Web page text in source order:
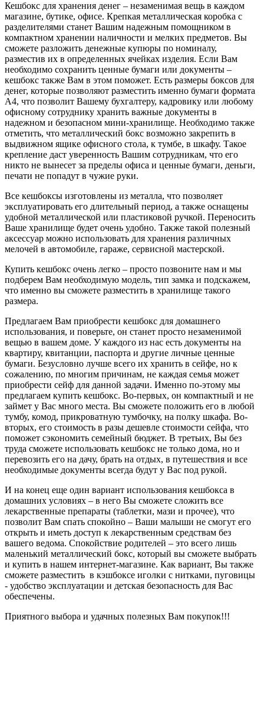
Кешбокс для хранения денег – незаменимая вещь в каждом
магазине, бутике, офисе. Крепкая металлическая коробка с
разделителями станет Вашим надежным помощником в
компактном хранении наличности и мелких предметов. Вы
сможете разложить денежные купюры по номиналу,
разместив их в определенных ячейках изделия. Если Вам
необходимо сохранить ценные бумаги или документы –
кешбокс также Вам в этом поможет. Есть размеры боксов для
денег, которые позволяют разместить именно бумаги формата
А4, что позволит Вашему бухгалтеру, кадровику или любому
офисному сотруднику хранить важные документы в
надежном и безопасном мини-хранилище. Необходимо также
отметить, что металлический бокс возможно закрепить в
выдвижном ящике офисного стола, к тумбе, в шкафу. Такое
крепление даст уверенность Вашим сотрудникам, что его
никто не вынесет за пределы офиса и ценные бумаги, деньги,
печати не попадут в чужие руки.
Все кешбоксы изготовлены из металла, что позволяет
эксплуатировать его длительный период, а также оснащены
удобной металлической или пластиковой ручкой. Переносить
Ваше хранилище будет очень удобно. Также такой полезный
аксессуар можно использовать для хранения различных
мелочей в автомобиле, гараже, сервисной мастерской.
Купить кешбокс очень легко – просто позвоните нам и мы
подберем Вам необходимую модель, тип замка и подскажем,
что именно вы сможете разместить в хранилище такого
размера.
Предлагаем Вам приобрести кешбокс для домашнего
использования, и поверьте, он станет просто незаменимой
вещью в вашем доме. У каждого из нас есть документы на
квартиру, квитанции, паспорта и другие личные ценные
бумаги. Безусловно лучше всего их хранить в сейфе, но к
сожалению, по многим причинам, не каждая семья может
приобрести сейф для данной задачи. Именно по-этому мы
предлагаем купить кешбокс. Во-первых, он компактный и не
займет у Вас много места. Вы сможете положить его в любой
тумбу, комод, прикроватную тумбочку, на полку шкафа. Во-
вторых, его стоимость в разы дешевле стоимости сейфа, что
поможет сэкономить семейный бюджет. В третьих, Вы без
труда сможете использовать кешбокс не только дома, но и
перевозить его на дачу, брать на отдых, в путешествия и все
необходимые документы всегда будут у Вас под рукой.
И на конец еще один вариант использования кешбокса в
домашних условиях – в него Вы сможете сложить все
лекарственные препараты (таблетки, мази и прочее), что
позволит Вам спать спокойно – Ваши малыши не смогут его
открыть и иметь доступ к лекарственным средствам без
вашего ведома. Спокойствие родителей – это всего лишь
маленький металлический бокс, который вы сможете выбрать
и купить в нашем интернет-магазине. Как вариант, Вы также
сможете разместить в кэшбоксе иголки с нитками, пуговицы
- удобство эксплуатации и детская безопасность для Вас
обеспечены.
Приятного выбора и удачных полезных Вам покупок!!!